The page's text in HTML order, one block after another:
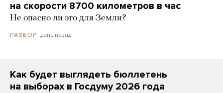
на скорости 8700 километров в час
Не опасно ли это для Земли?
РАЗБОР день назад
Как будет выглядеть бюллетень
на выборах в Госдуму 2026 года